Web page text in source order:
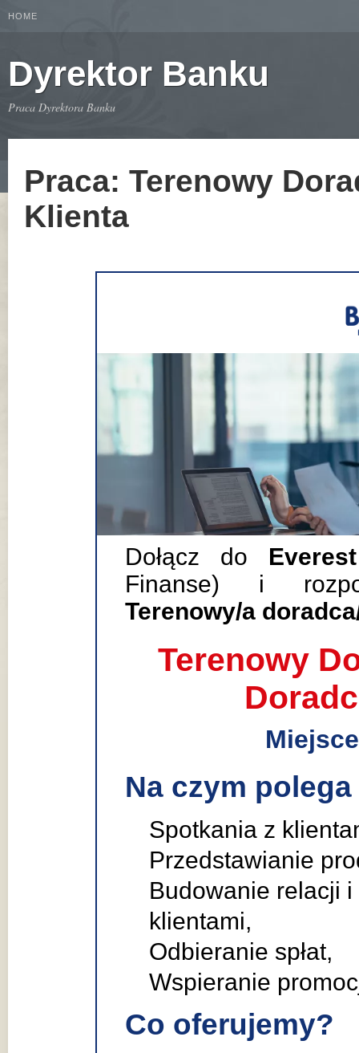
HOME
Dyrektor Banku
Praca Dyrektora Banku
Praca: Terenowy
Klienta
Dołącz do
Finanse) i
Terenowy/a
Terenowy
Na czym
Spotkania z
Przedstawianie
Budowanie relacji
klientami,
Odbieranie spłat,
Wspieranie
Co oferujemy?